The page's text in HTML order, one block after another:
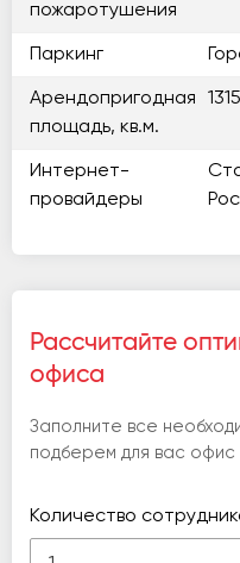
пожаротушения
Паркинг
Арендопригодная
площадь, кв.м.
1315
Интернет-
провайдеры
Рассчитайте
офиса
Заполните все
подберем для вас
Количество